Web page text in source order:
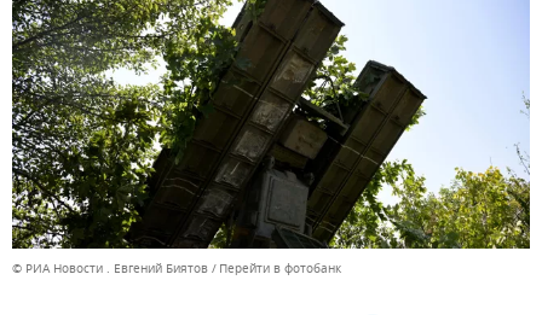
© РИА Новости . Евгений Биятов Перейти в фотобанк